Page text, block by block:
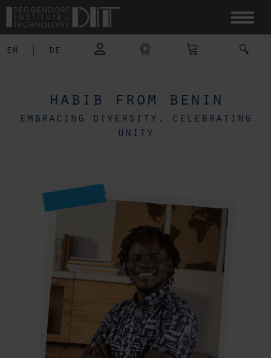
en de
habib from benin
embracing diversity, celebrating
unity